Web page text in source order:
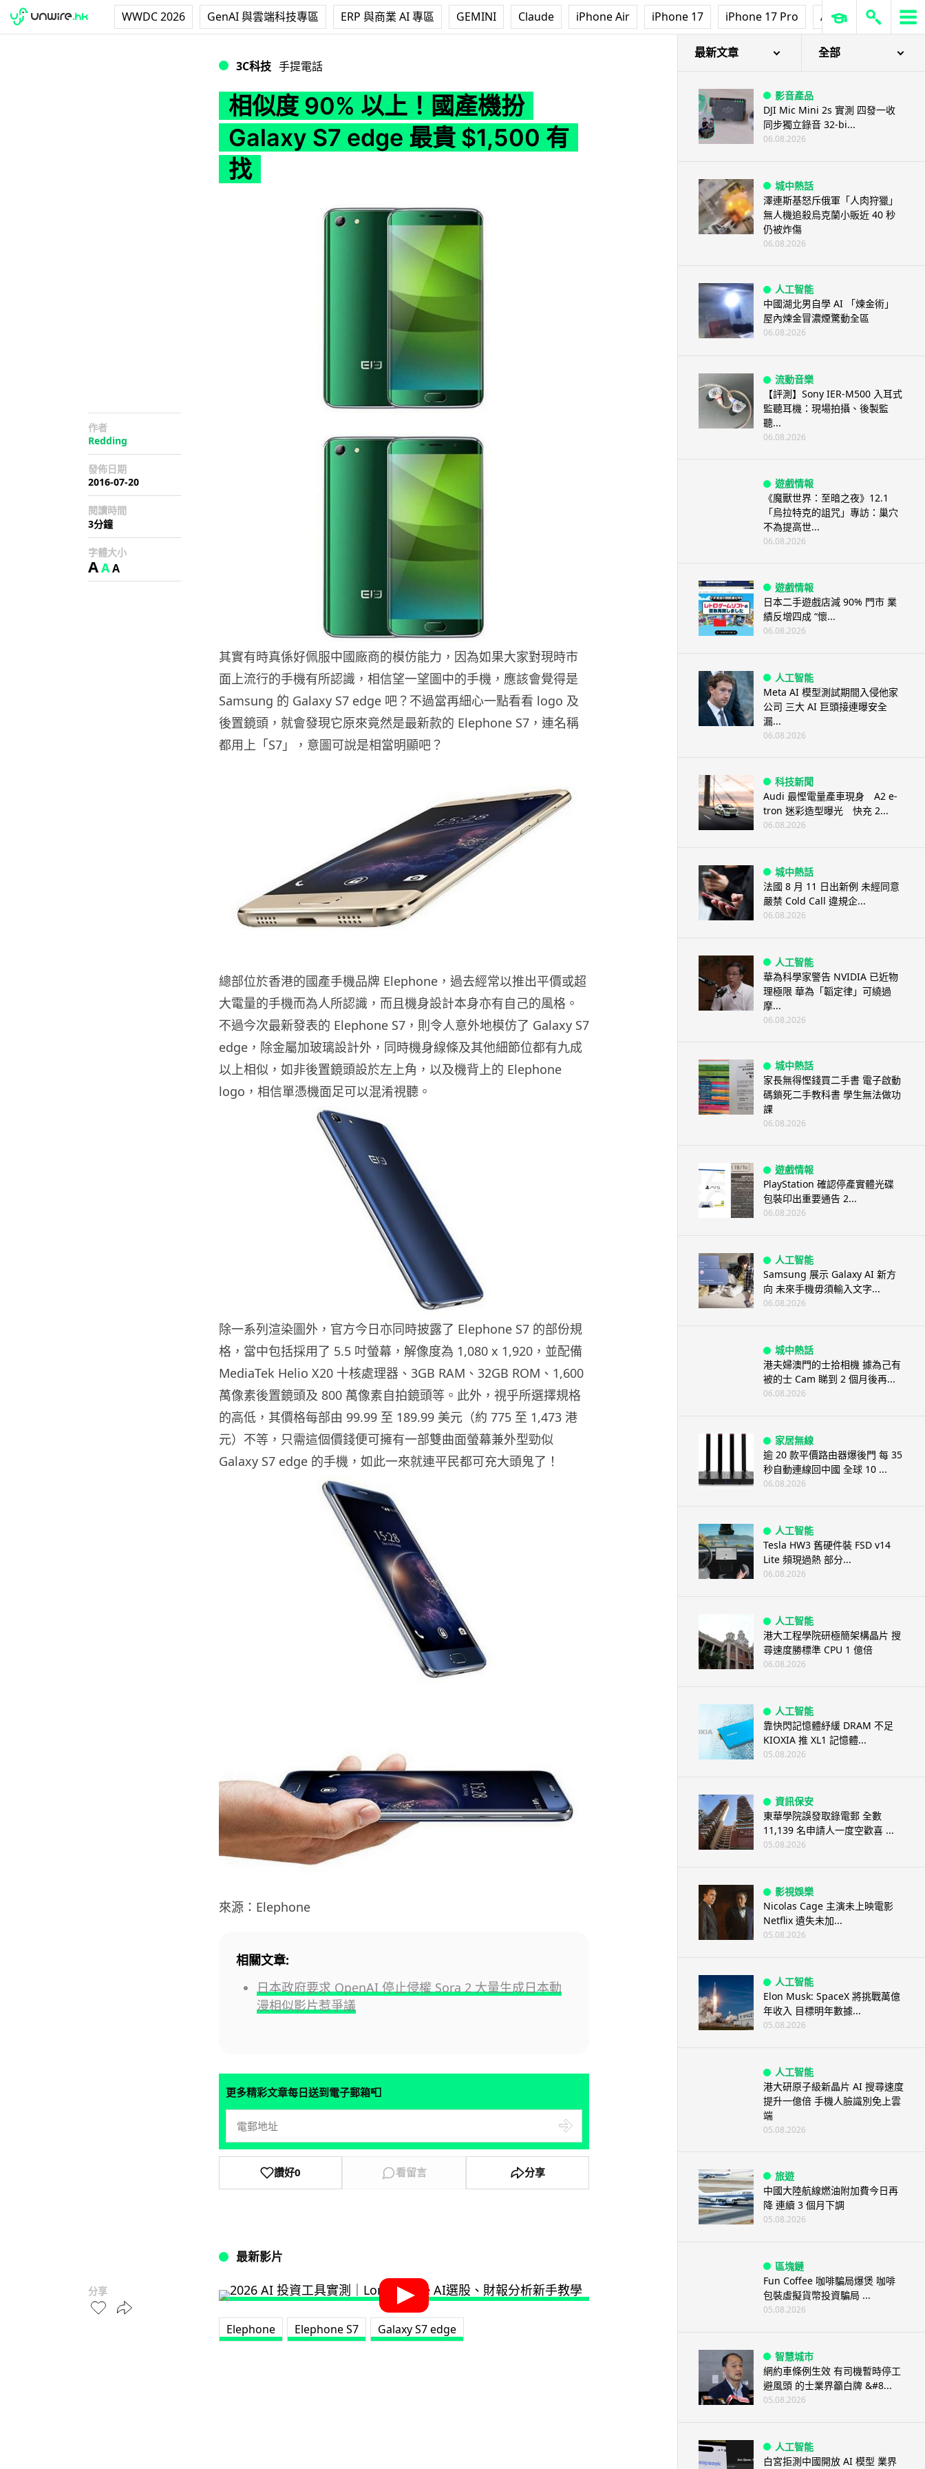
WWDC 2026 GenAI 與雲端科技專區 ERP 與商業 AI 專區 GEMINI Claude iPhone Air iPhone 17 iPhone 17 Pro AirPods Pro 3
3C科技 手提電話
相似度 90% 以上！國產機扮
Galaxy S7 edge 最貴 $1,500 有
找
作者
Redding
發佈日期
2016-07-20
閱讀時間
3分鐘
字體大小
AAA
分享
其實有時真係好佩服中國廠商的模仿能力，因為如果大家對現時市
面上流行的手機有所認識，相信望一望圖中的手機，應該會覺得是
Samsung 的 Galaxy S7 edge 吧？不過當再細心一點看看 logo 及
後置鏡頭，就會發現它原來竟然是最新款的 Elephone S7，連名稱
都用上「S7」，意圖可說是相當明顯吧？
總部位於香港的國產手機品牌 Elephone，過去經常以推出平價或超
大電量的手機而為人所認識，而且機身設計本身亦有自己的風格。
不過今次最新發表的 Elephone S7，則令人意外地模仿了 Galaxy S7
edge，除金屬加玻璃設計外，同時機身線條及其他細節位都有九成
以上相似，如非後置鏡頭設於左上角，以及機背上的 Elephone
logo，相信單憑機面足可以混淆視聽。
除一系列渲染圖外，官方今日亦同時披露了 Elephone S7 的部份規
格，當中包括採用了 5.5 吋螢幕，解像度為 1,080 x 1,920，並配備
MediaTek Helio X20 十核處理器、3GB RAM、32GB ROM、1,600
萬像素後置鏡頭及 800 萬像素自拍鏡頭等。此外，視乎所選擇規格
的高低，其價格每部由 99.99 至 189.99 美元（約 775 至 1,473 港
元）不等，只需這個價錢便可擁有一部雙曲面螢幕兼外型勁似
Galaxy S7 edge 的手機，如此一來就連平民都可充大頭鬼了！
來源：Elephone
相關文章:
日本政府要求 OpenAI 停止侵權 Sora 2 大量生成日本動
漫相似影片惹爭議
更多精彩文章每日送到電子郵箱📮
讚好0 看留言 分享
最新影片
Elephone Elephone S7 Galaxy S7 edge
最新文章 全部
影音產品
DJI Mic Mini 2s 實測 四發一收
同步獨立錄音 32-bi...
06.08.2026
城中熱話
澤連斯基怒斥俄軍「人肉狩獵」
無人機追殺烏克蘭小販近 40 秒
仍被炸傷
06.08.2026
人工智能
中國湖北男自學 AI 「煉金術」
屋內煉金冒濃煙驚動全區
06.08.2026
流動音樂
【評測】Sony IER-M500 入耳式
監聽耳機：現場拍攝、後製監
聽...
06.08.2026
遊戲情報
《魔獸世界：至暗之夜》12.1
「烏拉特克的詛咒」專訪：巢穴
不為提高世...
06.08.2026
遊戲情報
日本二手遊戲店減 90% 門市 業
績反增四成 “懷...
06.08.2026
人工智能
Meta AI 模型測試期間入侵他家
公司 三大 AI 巨頭接連曝安全
漏...
06.08.2026
科技新聞
Audi 最慳電量產車現身 A2 e-
tron 迷彩造型曝光 快充 2...
06.08.2026
城中熱話
法國 8 月 11 日出新例 未經同意
嚴禁 Cold Call 違規企...
06.08.2026
人工智能
華為科學家警告 NVIDIA 已近物
理極限 華為「韜定律」可繞過
摩...
06.08.2026
城中熱話
家長無得慳錢買二手書 電子啟動
碼鎖死二手教科書 學生無法做功
課
06.08.2026
遊戲情報
PlayStation 確認停產實體光碟
包裝印出重要通告 2...
06.08.2026
人工智能
Samsung 展示 Galaxy AI 新方
向 未來手機毋須輸入文字...
06.08.2026
城中熱話
港夫婦澳門的士拾相機 據為己有
被的士 Cam 睇到 2 個月後再...
06.08.2026
家居無線
逾 20 款平價路由器爆後門 每 35
秒自動連線回中國 全球 10 ...
06.08.2026
人工智能
Tesla HW3 舊硬件裝 FSD v14
Lite 頻現過熱 部分...
06.08.2026
人工智能
港大工程學院研極簡架構晶片 搜
尋速度勝標準 CPU 1 億倍
06.08.2026
人工智能
靠快閃記憶體紓緩 DRAM 不足
KIOXIA 推 XL1 記憶體...
05.08.2026
資訊保安
東華學院誤發取錄電郵 全數
11,139 名申請人一度空歡喜 ...
05.08.2026
影視娛樂
Nicolas Cage 主演未上映電影
Netflix 遺失未加...
05.08.2026
人工智能
Elon Musk: SpaceX 將挑戰萬億
年收入 目標明年數據...
05.08.2026
人工智能
港大研原子級新晶片 AI 搜尋速度
提升一億倍 手機人臉識別免上雲
端
05.08.2026
旅遊
中國大陸航線燃油附加費今日再
降 連續 3 個月下調
05.08.2026
區塊鏈
Fun Coffee 咖啡騙局爆煲 咖啡
包裝虛擬貨幣投資騙局 ...
05.08.2026
智慧城市
網約車條例生效 有司機暫時停工
避風頭 的士業界籲白牌 &#8...
05.08.2026
人工智能
白宮拒測中國開放 AI 模型 業界